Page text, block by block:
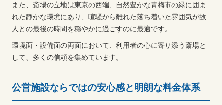
また、斎場の立地は東京の西端、自然豊かな青梅市の緑に囲ま
れた静かな環境にあり、喧騒から離れた落ち着いた雰囲気が故
人との最後の時間を穏やかに過ごすのに最適です。
環境面・設備面の両面において、利用者の心に寄り添う斎場と
して、多くの信頼を集めています。
公営施設ならではの安心感と明朗な料金体系